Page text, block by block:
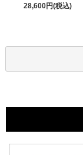
28,600円(税込)